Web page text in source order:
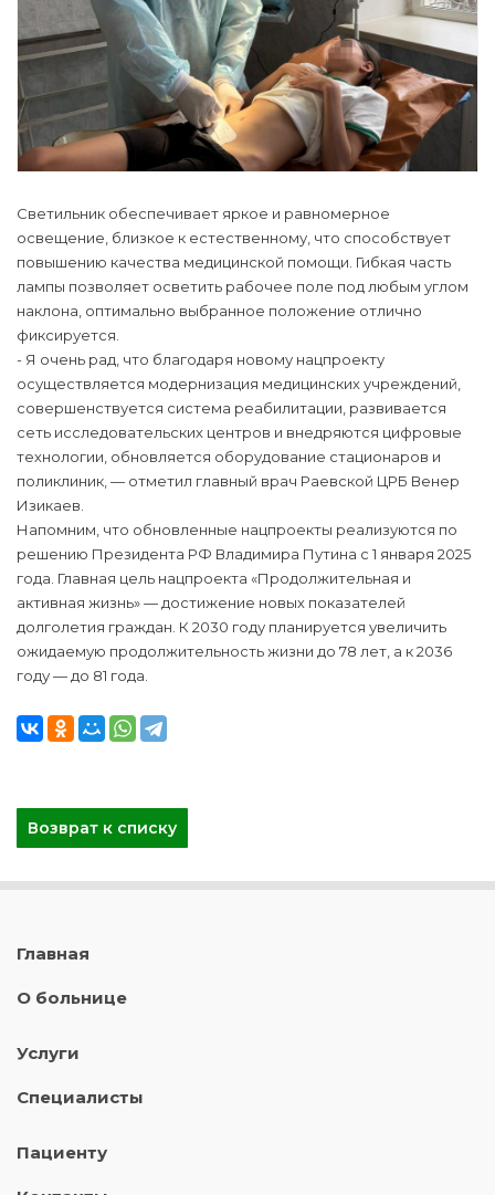
Светильник обеспечивает яркое и равномерное
освещение, близкое к естественному, что способствует
повышению качества медицинской помощи. Гибкая часть
лампы позволяет осветить рабочее поле под любым углом
наклона, оптимально выбранное положение отлично
фиксируется.
- Я очень рад, что благодаря новому нацпроекту
осуществляется модернизация медицинских учреждений,
совершенствуется система реабилитации, развивается
сеть исследовательских центров и внедряются цифровые
технологии, обновляется оборудование стационаров и
поликлиник, — отметил главный врач Раевской ЦРБ Венер
Изикаев.
Напомним, что обновленные нацпроекты реализуются по
решению Президента РФ Владимира Путина с 1 января 2025
года. Главная цель нацпроекта «Продолжительная и
активная жизнь» — достижение новых показателей
долголетия граждан. К 2030 году планируется увеличить
ожидаемую продолжительность жизни до 78 лет, а к 2036
году — до 81 года.
Возврат к списку
Главная
О больнице
Услуги
Специалисты
Пациенту